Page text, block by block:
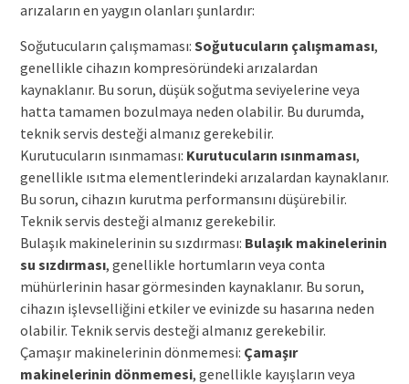
arızaların en yaygın olanları şunlardır:
Soğutucuların çalışmaması: Soğutucuların çalışmaması,
genellikle cihazın kompresöründeki arızalardan
kaynaklanır. Bu sorun, düşük soğutma seviyelerine veya
hatta tamamen bozulmaya neden olabilir. Bu durumda,
teknik servis desteği almanız gerekebilir.
Kurutucuların ısınmaması: Kurutucuların ısınmaması,
genellikle ısıtma elementlerindeki arızalardan kaynaklanır.
Bu sorun, cihazın kurutma performansını düşürebilir.
Teknik servis desteği almanız gerekebilir.
Bulaşık makinelerinin su sızdırması: Bulaşık makinelerinin
su sızdırması, genellikle hortumların veya conta
mühürlerinin hasar görmesinden kaynaklanır. Bu sorun,
cihazın işlevselliğini etkiler ve evinizde su hasarına neden
olabilir. Teknik servis desteği almanız gerekebilir.
Çamaşır makinelerinin dönmemesi: Çamaşır
makinelerinin dönmemesi, genellikle kayışların veya